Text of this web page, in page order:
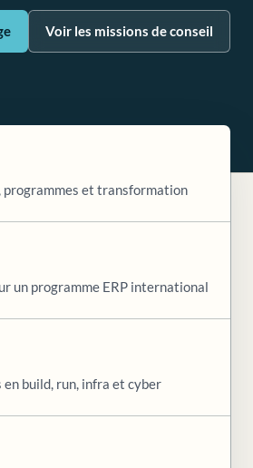
Voir les missions de conseil
programmes et transformation
un programme ERP international
build, run, infra et cyber